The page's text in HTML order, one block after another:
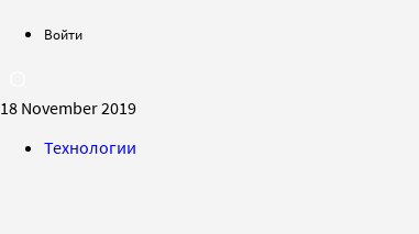
Войти
18 November 2019
Технологии